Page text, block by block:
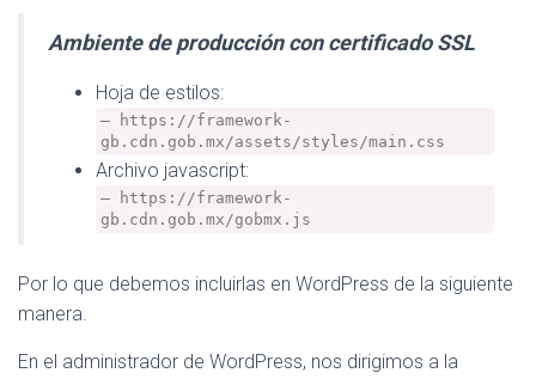
Ambiente de producción con certificado SSL
Hoja de estilos:
https://framework-
gb.cdn.gob.mx/assets/styles/main.css
Archivo javascript:
https://framework-
gb.cdn.gob.mx/gobmx.js
Por lo que debemos incluirlas en WordPress de la siguiente
manera.
En el administrador de WordPress, nos dirigimos a la